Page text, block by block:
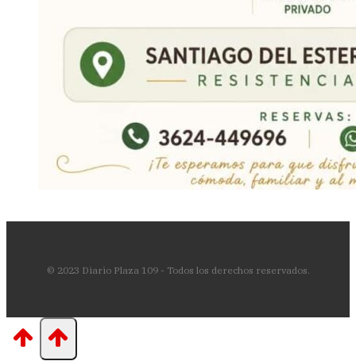
© 2023 Diario Plaza 109 - Todos los derechos reservados.